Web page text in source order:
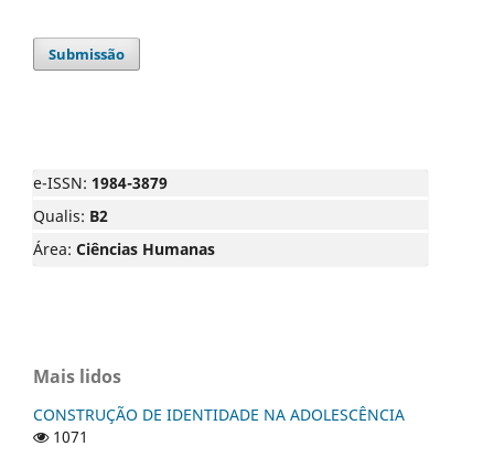
Submissão
e-ISSN: 1984-3879
Qualis: B2
Área: Ciências Humanas
Mais lidos
CONSTRUÇÃO DE IDENTIDADE NA ADOLESCÊNCIA
1071